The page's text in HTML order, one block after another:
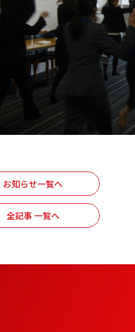
お知らせ一覧へ
全記事 一覧へ